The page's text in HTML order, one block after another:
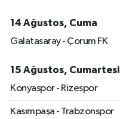
14 Ağustos, Cuma
Galatasaray - Çorum FK
15 Ağustos, Cumartesi
Konyaspor - Rizespor
Kasımpaşa - Trabzonspor